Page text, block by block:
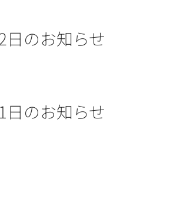
日のお知らせ
日のお知らせ